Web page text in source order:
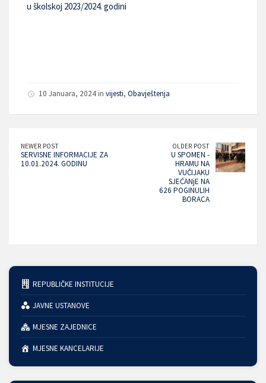
u školskoj 2023/2024. godini
10 Januara, 2024 in vijesti, Obavještenja
NEWER POST
SERVISNE INFORMACIJE ZA
10.01.2024. GODINU
OLDER POST
U SPOMEN -
HRAMU NA
VUČIJAKU
SJEĆANjE NA
626 POGINULIH
BORACA
REPUBLIČKE INSTITUCIJE
JAVNE USTANOVE
MJESNE ZAJEDNICE
MJESNE KANCELARIJE